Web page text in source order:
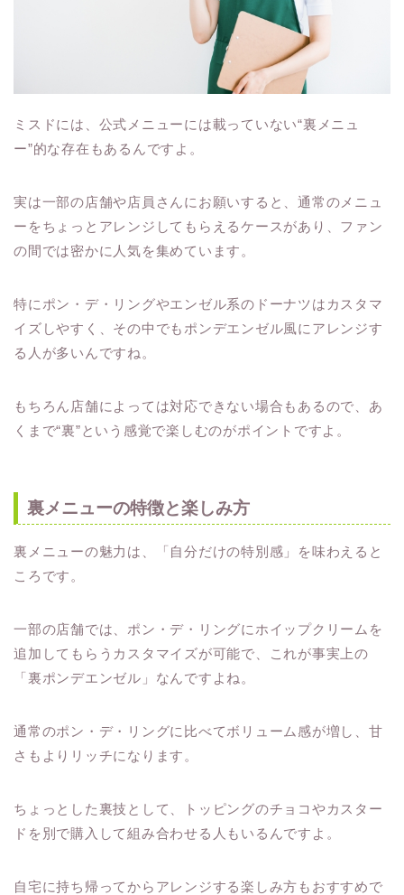
ミスドには、公式メニューには載っていない“裏メニュ
ー”的な存在もあるんですよ。
実は一部の店舗や店員さんにお願いすると、通常のメニュ
ーをちょっとアレンジしてもらえるケースがあり、ファン
の間では密かに人気を集めています。
特にポン・デ・リングやエンゼル系のドーナツはカスタマ
イズしやすく、その中でもポンデエンゼル風にアレンジす
る人が多いんですね。
もちろん店舗によっては対応できない場合もあるので、あ
くまで“裏”という感覚で楽しむのがポイントですよ。
裏メニューの特徴と楽しみ方
裏メニューの魅力は、「自分だけの特別感」を味わえると
ころです。
一部の店舗では、ポン・デ・リングにホイップクリームを
追加してもらうカスタマイズが可能で、これが事実上の
「裏ポンデエンゼル」なんですよね。
通常のポン・デ・リングに比べてボリューム感が増し、甘
さもよりリッチになります。
ちょっとした裏技として、トッピングのチョコやカスター
ドを別で購入して組み合わせる人もいるんですよ。
自宅に持ち帰ってからアレンジする楽しみ方もおすすめで